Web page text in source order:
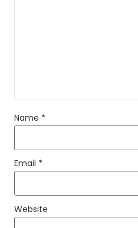
Name *
Email *
Website